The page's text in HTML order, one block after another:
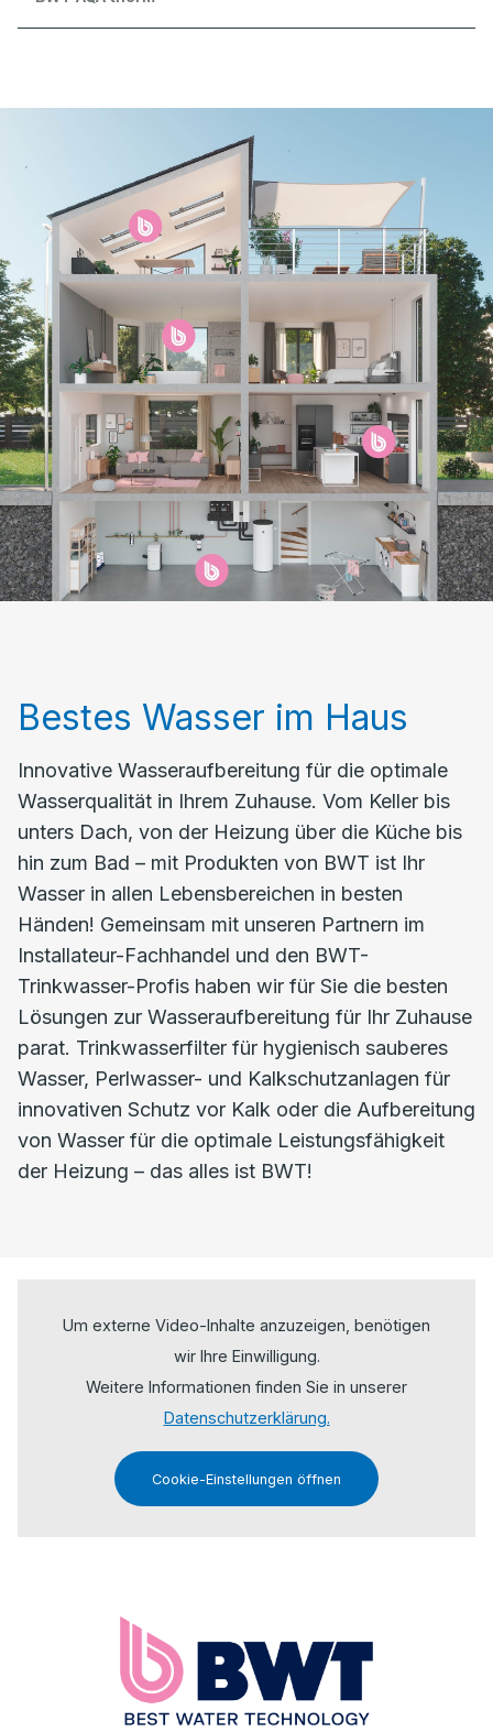
Bestes Wasser im Haus
Innovative Wasseraufbereitung für die optimale
Wasserqualität in Ihrem Zuhause. Vom Keller bis
unters Dach, von der Heizung über die Küche bis
hin zum Bad – mit Produkten von BWT ist Ihr
Wasser in allen Lebensbereichen in besten
Händen! Gemeinsam mit unseren Partnern im
Installateur-Fachhandel und den BWT-
Trinkwasser-Profis haben wir für Sie die besten
Lösungen zur Wasseraufbereitung für Ihr Zuhause
parat. Trinkwasserfilter für hygienisch sauberes
Wasser, Perlwasser- und Kalkschutzanlagen für
innovativen Schutz vor Kalk oder die Aufbereitung
von Wasser für die optimale Leistungsfähigkeit
der Heizung – das alles ist BWT!
Um externe Video-Inhalte anzuzeigen, benötigen
wir Ihre Einwilligung.
Weitere Informationen finden Sie in unserer
Datenschutzerklärung.
Cookie-Einstellungen öffnen